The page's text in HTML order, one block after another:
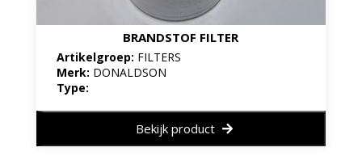
BRANDSTOF FILTER
Artikelgroep: FILTERS
Merk: DONALDSON
Type:
Bekijk product